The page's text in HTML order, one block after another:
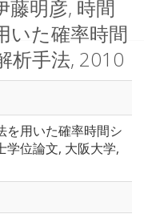
藤明彦, 時間
いた確率時間
析手法, 2010
を用いた確率時間シ
学位論文, 大阪大学,